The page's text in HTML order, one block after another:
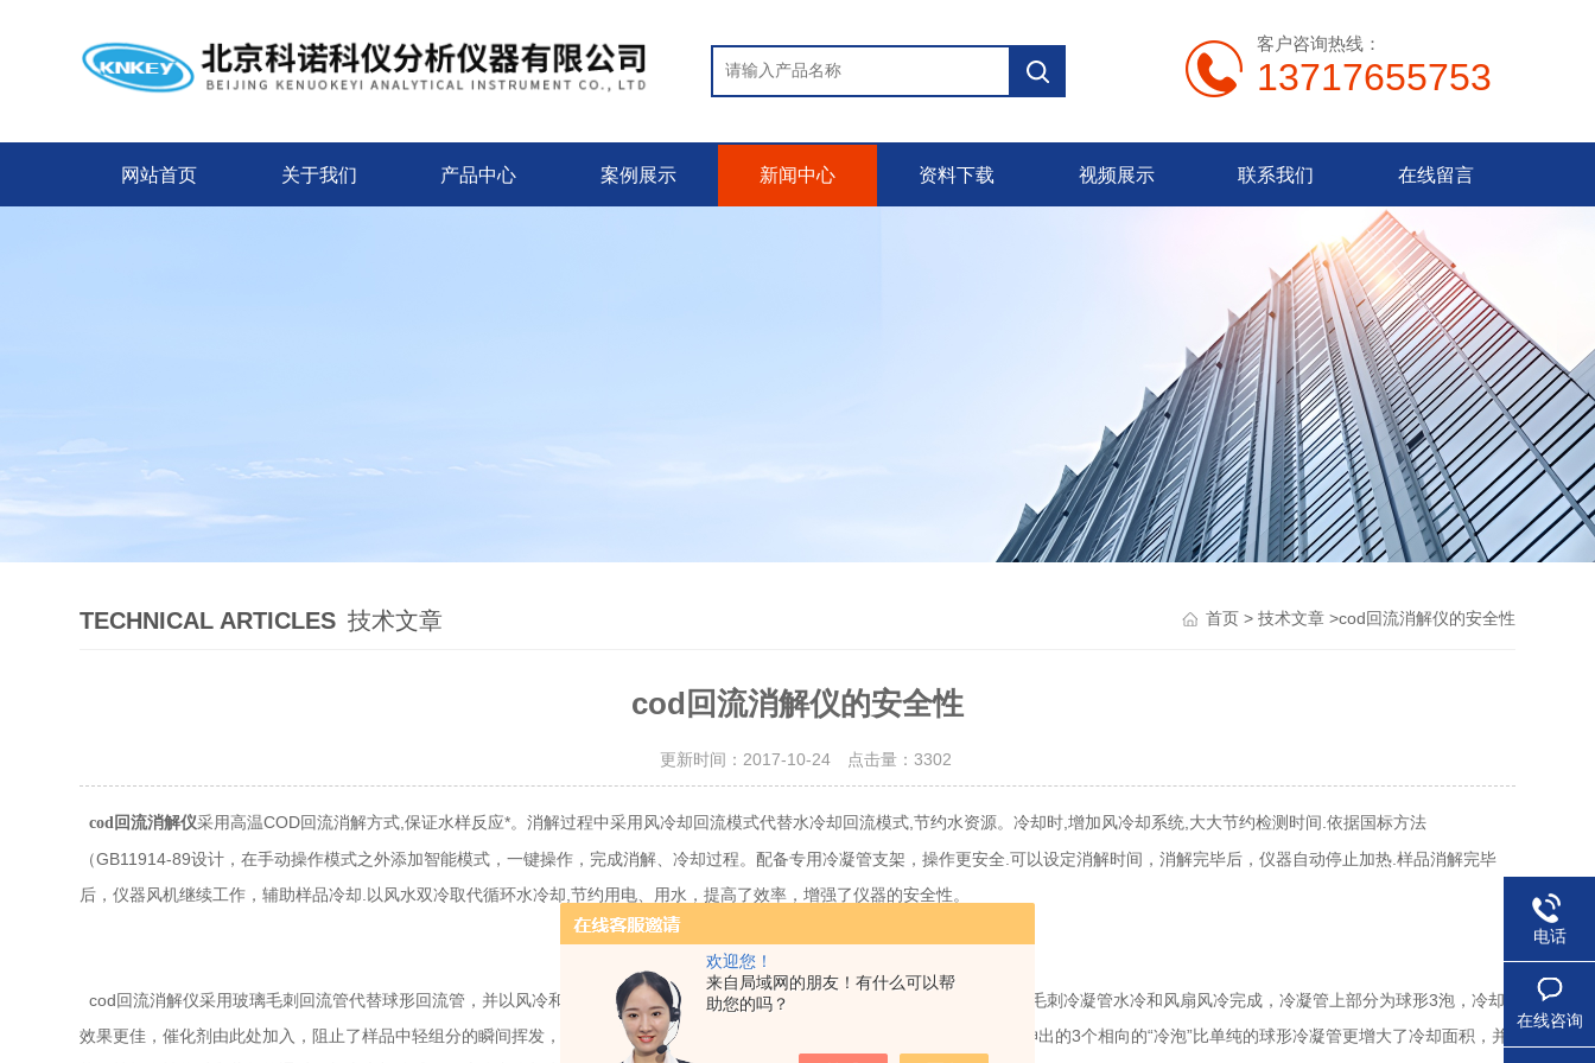
欢迎您！
来自局域网的朋友！有什么可以帮
助您的吗？
客户咨询热线：
13717655753
网站首页 关于我们 产品中心 案例展示 新闻中心 资料下载 视频展示 联系我们 在线留言
TECHNICAL ARTICLES 技术文章 首页> 技术文章>cod回流消解仪的安全性
cod回流消解仪的安全性
更新时间：2017-10-24 点击量： 3302
cod回流消解仪采用高温COD回流消解方式,保证水样反应*。消解过程中采用风冷却回流模式代替水冷却回流模式,节约水资源。冷却时,增加风冷却系统,大大节约检测时间.依据国标方法
（GB11914-89设计，在手动操作模式之外添加智能模式，一键操作，完成消解、冷却过程。配备专用冷凝管支架，操作更安全.可以设定消解时间，消解完毕后，仪器自动停止加热.样品消解完毕
后，仪器风机继续工作，辅助样品冷却.以风水双冷取代循环水冷却,节约用电、用水，提高了效率，增强了仪器的安全性。
cod回流消解仪采用玻璃毛刺回流管代替球形回流管，并以风冷和水冷技术取代循环水冷却方式，操作更加方便。冷却部分主要由毛刺冷凝管水冷和风扇风冷完成，冷凝管上部分为球形3泡，冷却
效果更佳，催化剂由此处加入，阻止了样品中轻组分的瞬间挥发，并可加盖挥发帽。下部分为“毛刺”形，在一个平面上从冷凝管壁伸出的3个相向的“冷泡”比单纯的球形冷凝管更增大了冷却面积，并
电话
在线咨询